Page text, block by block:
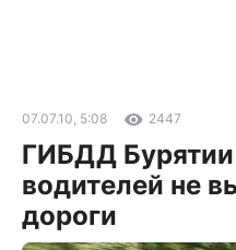
07.07.10, 5:08 2447
ГИБДД
водителей не
дороги